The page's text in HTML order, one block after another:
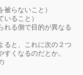
らないこと）
ること）
れる側で目的が異なる
と、これに次の２つ
くなるのだとか。